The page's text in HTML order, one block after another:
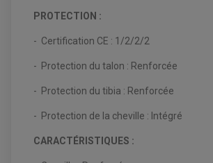
DÉMARREUR
STATOR ET REDRESSEUR / REGULATEUR
VENTILATEUR DE RADIATEUR
DISQUE DE FREIN QUAD / SSV
KIT REPARATION MAÎTRE CYLINDRE QUAD /
PLAQUETTES DE FREIN QUAD / SSV
PNEUMATIQUE
CHAMBRE À AIR
EQUIPEMENT FREINAGE MOTO
PROTECTION :
- Certification CE : 1/2/2/2
- Protection du talon : Renforcée
- Protection du tibia : Renforcée
- Protection de la cheville : Intégré
CARACTÉRISTIQUES :